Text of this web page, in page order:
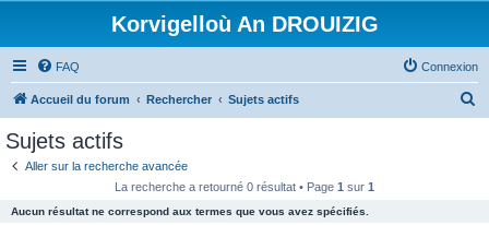
Korvigelloù An DROUIZIG
FAQ Connexion
Accueil du forum Rechercher Sujets actifs
Sujets actifs
Aller sur la recherche avancée
La recherche a retourné 0 résultat • Page 1 sur 1
Aucun résultat ne correspond aux termes que vous avez spécifiés.